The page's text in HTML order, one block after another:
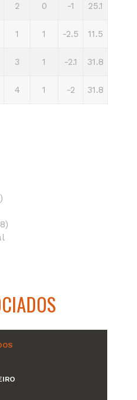
2 0 -1 25.1
1 1 -2.5 11.5
3 1 -2.1 31.8
4 1 -2 31.8